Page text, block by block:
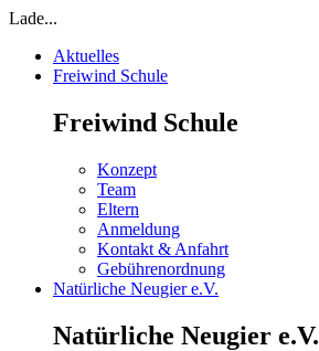
Lade...
Aktuelles
Freiwind Schule
Freiwind Schule
Konzept
Team
Eltern
Anmeldung
Kontakt & Anfahrt
Gebührenordnung
Natürliche Neugier e.V.
Natürliche Neugier e.V.